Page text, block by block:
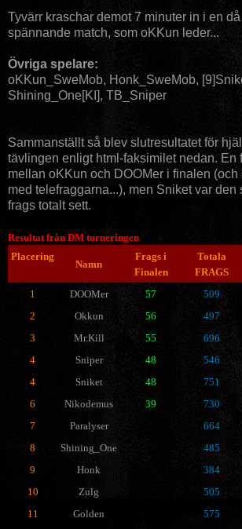
Tyvärr kraschar demot 7 minuter in i en
spännande match, som oKKun leder...
Övriga spelare:
oKKun_SweMob, Honk_SweMob,
Shining_One[KI], TB_Sniper
Sammanställt så blev slutresultatet för
tävlingen enligt html-faksimilet nedan. En
mellan oKKun och DOOMer i finalen (och
med telefraggarna...), men Sniket var den
frags totalt sett.
Resultat från DM turneringen
Placering
Namn
Frags i
Finalen
Totala
FRAGS
1 DOOMer 57 509
2
Okkun 56 497
3
Mr.Kill 55 696
4
Sniper 48 546
4
Sniket 48 751
6
Nikodemus 39 730
7
Paralyser 664
8
Shining_One 485
9
Honk 384
10
Zulg 505
11
Golden 575